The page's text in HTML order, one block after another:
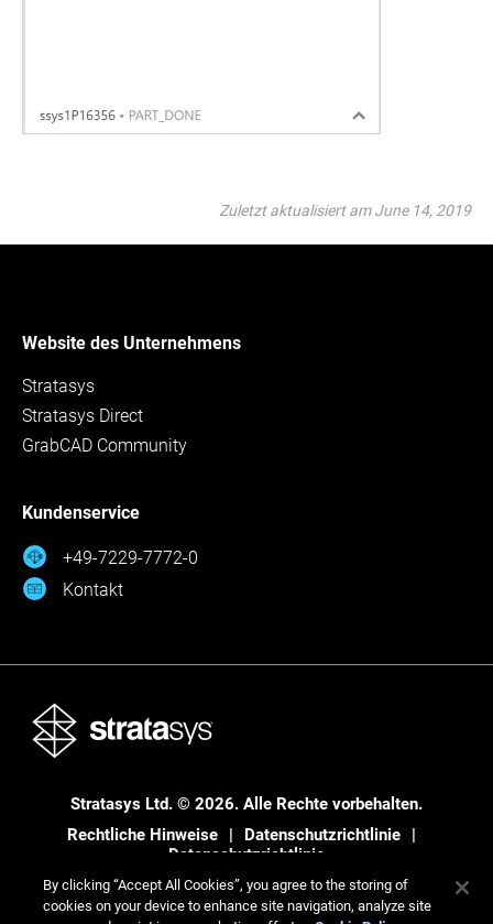
Zuletzt aktualisiert am June 14, 2019
Website des Unternehmens
Stratasys
Stratasys Direct
GrabCAD Community
Kundenservice
+49-7229-7772-0
Kontakt
Stratasys Ltd. © 2026. Alle Rechte vorbehalten.
Rechtliche Hinweise
Datenschutzrichtlinie
Datenschutzrichtlinie
By clicking “Accept All Cookies”, you agree to the storing of
cookies on your device to enhance site navigation, analyze site